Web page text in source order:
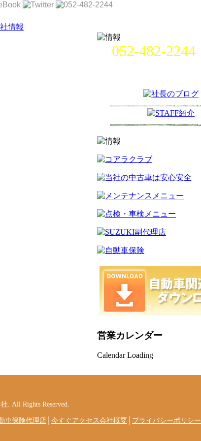
052-482-2244
営業カレンダー
Calendar Loading
. All Rights Reserved.
車保険代理店 今すぐアクセス会社概要 プライバシーポリシー